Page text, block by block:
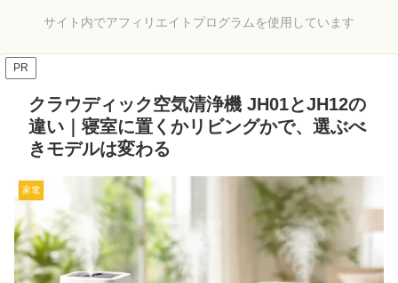
サイト内でアフィリエイトプログラムを使用しています
PR
クラウディック空気清浄機 JH01とJH12の
違い｜寝室に置くかリビングかで、選ぶべ
きモデルは変わる
家電